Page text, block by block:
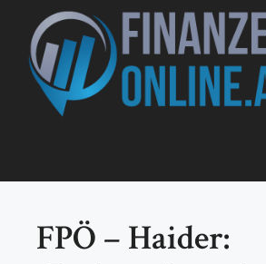
Inhalt
springen
FPÖ – Haider: